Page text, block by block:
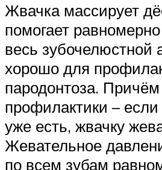
Жвачка массирует
помогает равномерно
весь зубочелюстной
хорошо для
пародонтоза.
профилактики – если
уже есть, жвачку
Жевательное
по всем зубам